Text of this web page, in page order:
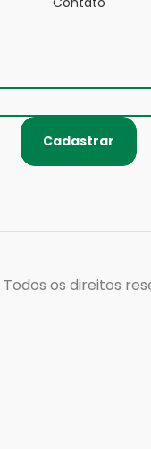
Cadastrar
Todos os direitos